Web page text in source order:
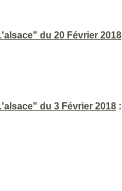
du 20 Février 2018
du 3 Février 2018 :